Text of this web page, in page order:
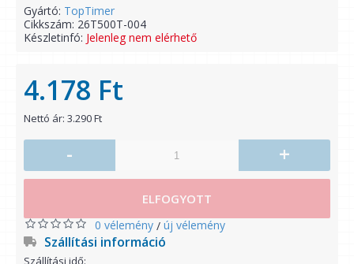
Gyártó: TopTimer
Cikkszám: 26T500T-004
Készletinfó: Jelenleg nem elérhető
4.178 Ft
Nettó ár: 3.290 Ft
- +
ELFOGYOTT
0 vélemény / új vélemény
Szállítási információ
Szállítási idő: